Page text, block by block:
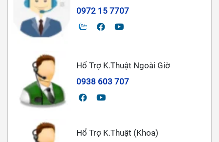
0972 15 7707
Hổ Trợ K.Thuật Ngoài Giờ
0938 603 707
Hổ Trợ K.Thuật (Khoa)